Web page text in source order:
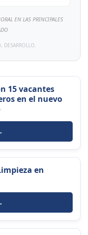
EN LAS PRINCIPALES
DESARROLLO.
15 vacantes
en el nuevo
en